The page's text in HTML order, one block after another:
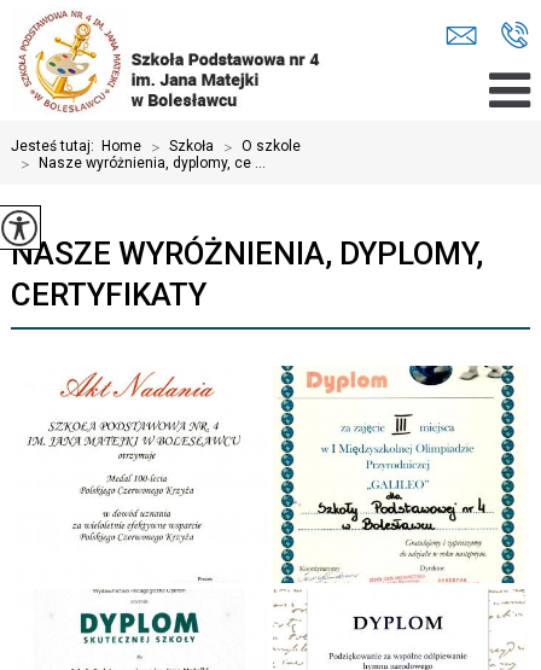
Jesteś tutaj: Home > Szkoła > O szkole
> Nasze wyróżnienia, dyplomy, ce ...
NASZE WYRÓŻNIENIA, DYPLOMY,
CERTYFIKATY